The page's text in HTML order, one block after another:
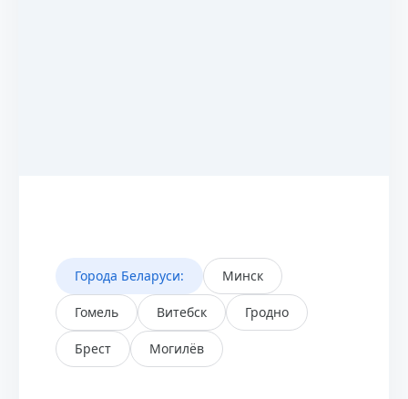
Города Беларуси: Минск
Гомель Витебск Гродно
Брест Могилёв